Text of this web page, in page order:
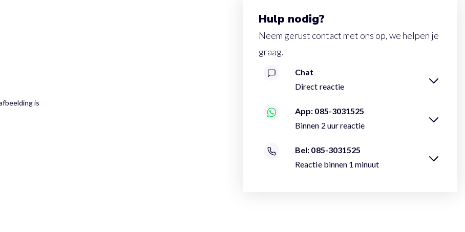
is
Hulp nodig?
Neem gerust contact met ons op, we helpen je
graag.
Chat
Direct reactie
App: 085-3031525
Binnen 2 uur reactie
Bel: 085-3031525
Reactie binnen 1 minuut